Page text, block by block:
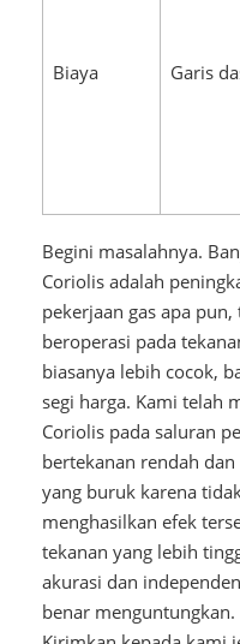
Biaya Garis
Begini masalahnya.
Coriolis adalah
pekerjaan gas apa
beroperasi pada
biasanya lebih cocok,
segi harga. Kami telah
Coriolis pada saluran
bertekanan rendah
yang buruk karena
menghasilkan efek
tekanan yang lebih
akurasi dan
benar menguntungkan.